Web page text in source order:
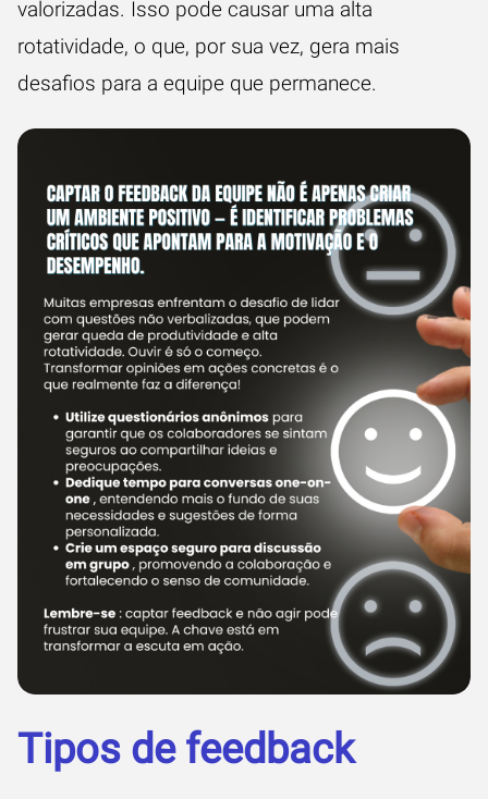
valorizadas. Isso pode causar uma alta
rotatividade, o que, por sua vez, gera mais
desafios para a equipe que permanece.
Tipos de feedback